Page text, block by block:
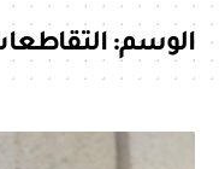
الوسم: